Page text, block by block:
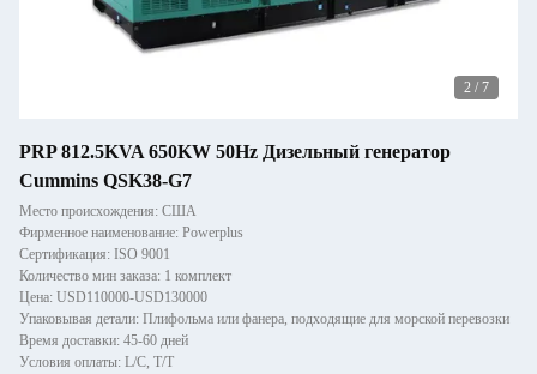
2 / 7
PRP 812.5KVA 650KW 50Hz Дизельный генератор
Cummins QSK38-G7
Место происхождения: США
Фирменное наименование: Powerplus
Сертификация: ISO 9001
Количество мин заказа: 1 комплект
Цена: USD110000-USD130000
Упаковывая детали: Плифольма или фанера, подходящие для морской перевозки
Время доставки: 45-60 дней
Условия оплаты: L/C, T/T